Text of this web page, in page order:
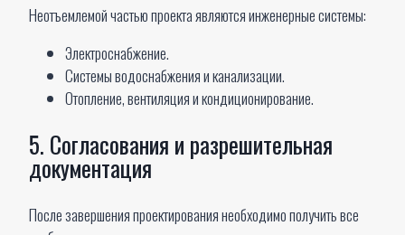
Неотъемлемой частью проекта являются инженерные системы:
Электроснабжение.
Системы водоснабжения и канализации.
Отопление, вентиляция и кондиционирование.
5. Согласования и разрешительная
документация
После завершения проектирования необходимо получить все